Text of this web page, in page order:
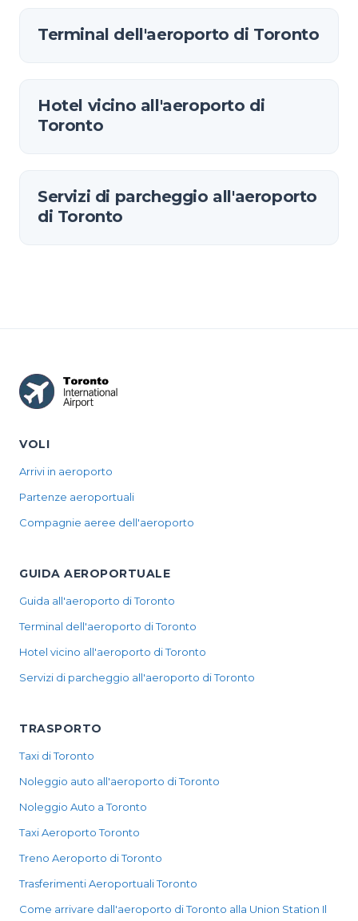
Terminal dell'aeroporto di Toronto
Hotel vicino all'aeroporto di
Toronto
Servizi di parcheggio all'aeroporto
di Toronto
VOLI
Arrivi in aeroporto
Partenze aeroportuali
Compagnie aeree dell'aeroporto
GUIDA AEROPORTUALE
Guida all'aeroporto di Toronto
Terminal dell'aeroporto di Toronto
Hotel vicino all'aeroporto di Toronto
Servizi di parcheggio all'aeroporto di Toronto
TRASPORTO
Taxi di Toronto
Noleggio auto all'aeroporto di Toronto
Noleggio Auto a Toronto
Taxi Aeroporto Toronto
Treno Aeroporto di Toronto
Trasferimenti Aeroportuali Toronto
Come arrivare dall'aeroporto di Toronto alla Union Station Il